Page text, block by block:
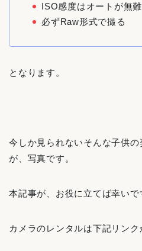
ISO感度はオートが無難
必ずRaw形式で撮る
となります。
今しか見られないそんな子供
が、写真です。
本記事が、お役に立てば幸いで
カメラのレンタルは下記リンク